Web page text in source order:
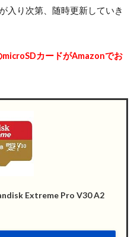
入り次第、随時更新していき
カードがAmazonでお
Extreme Pro V30 A2